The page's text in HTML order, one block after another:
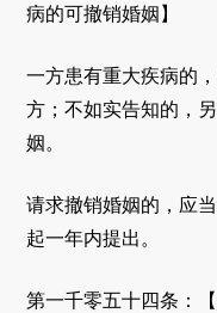
病的可撤销婚姻】
一方患有重大疾病的
方；不如实告知的，
姻。
请求撤销婚姻的，应
起一年内提出。
第一千零五十四条：